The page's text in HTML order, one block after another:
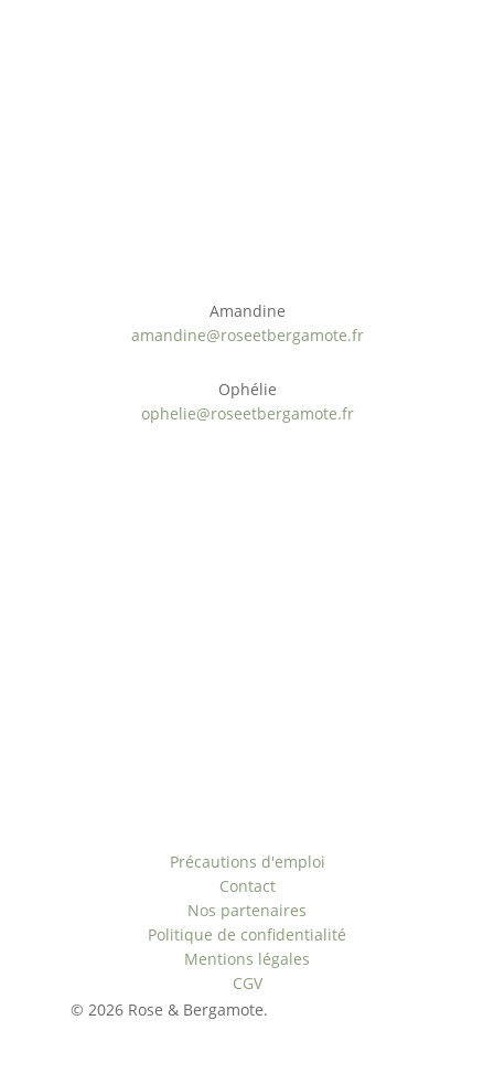
Amandine
amandine@roseetbergamote.fr
Ophélie
ophelie@roseetbergamote.fr
Précautions d'emploi
Contact
Nos partenaires
Politique de confidentialité
Mentions légales
CGV
© 2026 Rose & Bergamote.